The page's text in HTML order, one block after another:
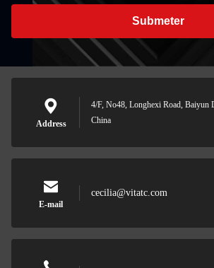
Submeter
Address
4/F, No48, Longhexi Road, Baiyun
China
E-mail
cecilia@vitatc.com